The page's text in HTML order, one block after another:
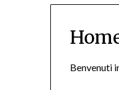
Benvenuti